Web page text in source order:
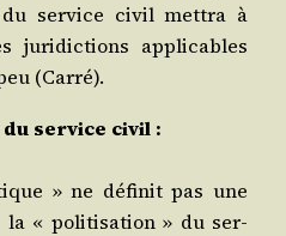
ser­vice civil met­tra à
juri­dic­tions appli­cables
(Car­ré).
ser­vice civil :
» ne défi­nit pas une
la « poli­ti­sa­tion » du ser­